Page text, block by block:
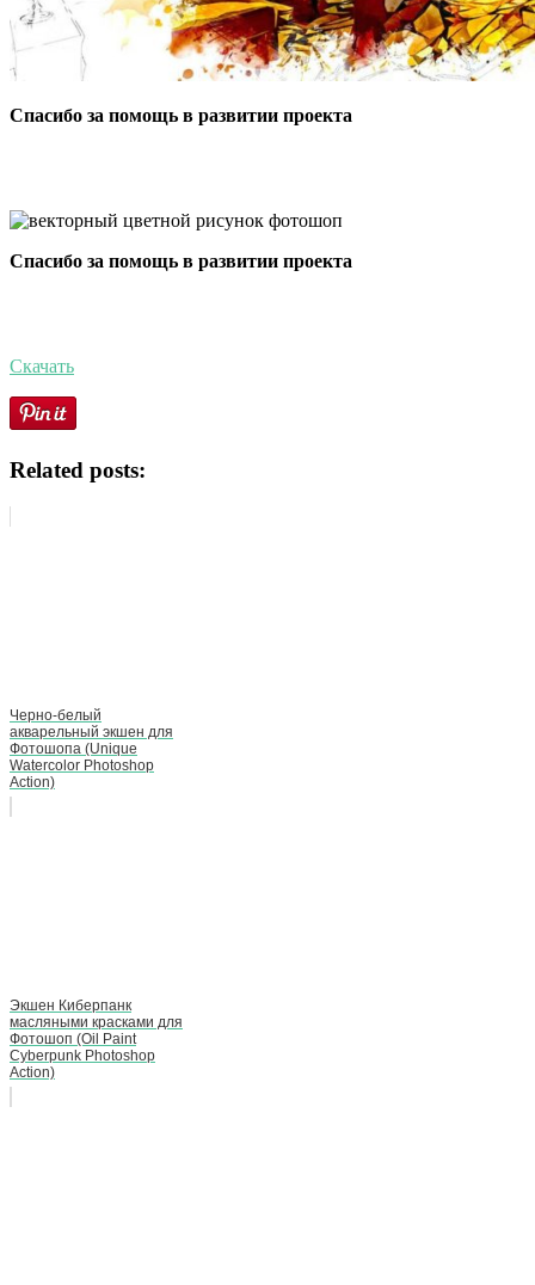
Спасибо за помощь в развитии проекта
Спасибо за помощь в развитии проекта
Скачать
Related posts:
Черно-белый
акварельный экшен для
Фотошопа (Unique
Watercolor Photoshop
Action)
Экшен Киберпанк
масляными красками для
Фотошоп (Oil Paint
Cyberpunk Photoshop
Action)